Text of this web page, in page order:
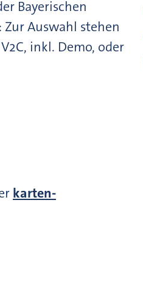
Bayerischen
Auswahl stehen
inkl. Demo, oder
karten-